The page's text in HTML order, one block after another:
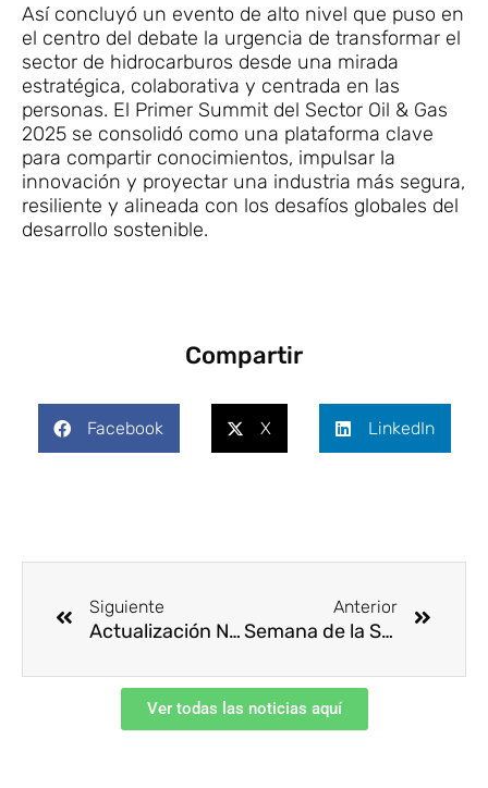
Así concluyó un evento de alto nivel que puso en
el centro del debate la urgencia de transformar el
sector de hidrocarburos desde una mirada
estratégica, colaborativa y centrada en las
personas. El Primer Summit del Sector Oil & Gas
2025 se consolidó como una plataforma clave
para compartir conocimientos, impulsar la
innovación y proyectar una industria más segura,
resiliente y alineada con los desafíos globales del
desarrollo sostenible.
Compartir
Facebook X LinkedIn
Siguiente
Actualización Normativa: Resolución 1890 de 2025
Anterior
Semana de la Sostenibilidad 2025: el CCS promueve la SST como eje estratégico de la resiliencia organizacional
Ver todas las noticias aquí